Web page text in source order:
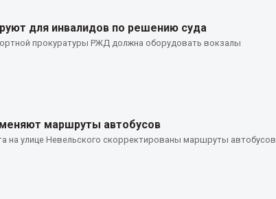
для инвалидов по решению суда
прокуратуры РЖД должна оборудовать вокзалы
маршруты автобусов
на улице Невельского скорректированы маршруты автобусов